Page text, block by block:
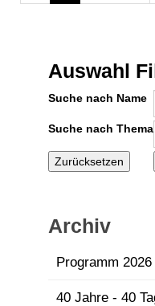
Auswahl
Suche nach Name
Suche nach Thema
Archiv
Programm 2026
40 Jahre - 40